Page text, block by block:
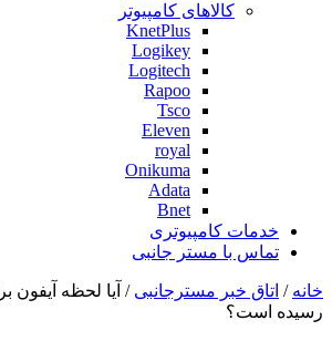
کالاهای کامپیوتر
KnetPlus
Logikey
Logitech
Rapoo
Tsco
Eleven
royal
Onikuma
Adata
Bnet
خدمات کامپیوتری
تماس با مستر جانبی
خانه / اتاق خبر مسترجانبی / آیا لحظه آیفون‌
رسیده است؟